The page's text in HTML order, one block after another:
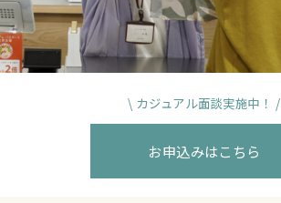
\ カジュアル面談実施中！ /
お申込みはこちら